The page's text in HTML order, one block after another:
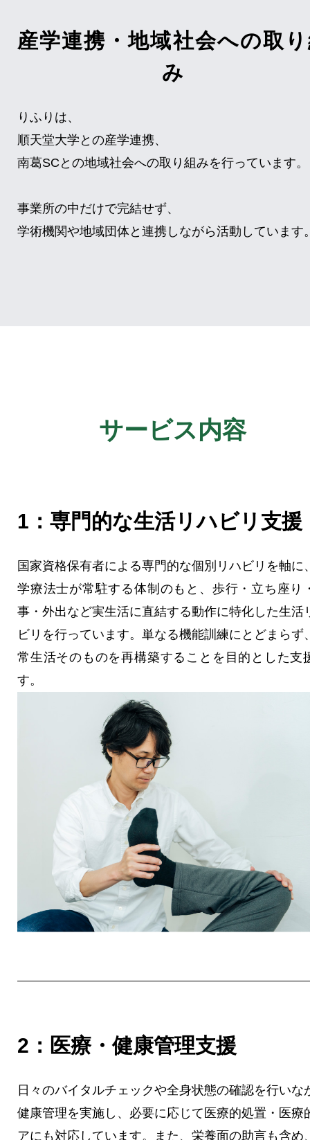
産学連携・地域社会への取
み
りふりは、
順天堂大学との産学連携、
南葛SCとの地域社会への取り組みを行っています。
事業所の中だけで完結せず、
学術機関や地域団体と連携しながら活動しています
サービス内容
1：専門的な生活リハビリ支援
国家資格保有者による専門的な個別リハビリを軸に
学療法士が常駐する体制のもと、歩行・立ち座り
事・外出など実生活に直結する動作に特化した生活
ビリを行っています。単なる機能訓練にとどまらず
常生活そのものを再構築することを目的とした支
す。
2：医療・健康管理支援
日々のバイタルチェックや全身状態の確認を行いな
健康管理を実施し、必要に応じて医療的処置・医療
アにも対応しています。また、栄養面の助言も含め